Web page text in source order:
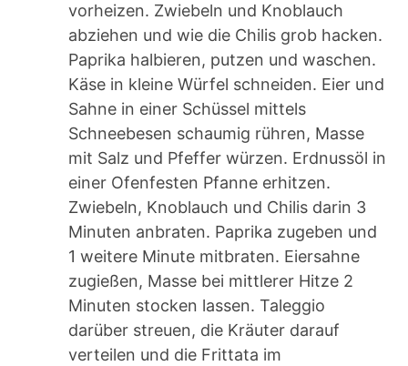
vorheizen. Zwiebeln und Knoblauch
abziehen und wie die Chilis grob hacken.
Paprika halbieren, putzen und waschen.
Käse in kleine Würfel schneiden. Eier und
Sahne in einer Schüssel mittels
Schneebesen schaumig rühren, Masse
mit Salz und Pfeffer würzen. Erdnussöl in
einer Ofenfesten Pfanne erhitzen.
Zwiebeln, Knoblauch und Chilis darin 3
Minuten anbraten. Paprika zugeben und
1 weitere Minute mitbraten. Eiersahne
zugießen, Masse bei mittlerer Hitze 2
Minuten stocken lassen. Taleggio
darüber streuen, die Kräuter darauf
verteilen und die Frittata im